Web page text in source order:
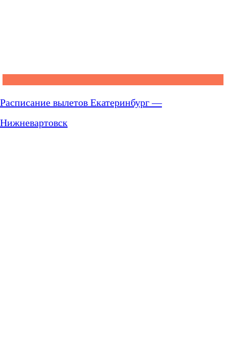
Расписание вылетов Екатеринбург —
Нижневартовск